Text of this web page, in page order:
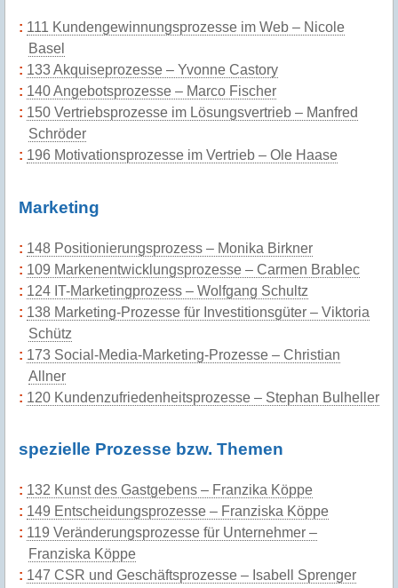
111 Kundengewinnungsprozesse im Web – Nicole
Basel
133 Akquiseprozesse – Yvonne Castory
140 Angebotsprozesse – Marco Fischer
150 Vertriebsprozesse im Lösungsvertrieb – Manfred
Schröder
196 Motivationsprozesse im Vertrieb – Ole Haase
Marketing
148 Positionierungsprozess – Monika Birkner
109 Markenentwicklungsprozesse – Carmen Brablec
124 IT-Marketingprozess – Wolfgang Schultz
138 Marketing-Prozesse für Investitionsgüter – Viktoria
Schütz
173 Social-Media-Marketing-Prozesse – Christian
Allner
120 Kundenzufriedenheitsprozesse – Stephan Bulheller
spezielle Prozesse bzw. Themen
132 Kunst des Gastgebens – Franzika Köppe
149 Entscheidungsprozesse – Franziska Köppe
119 Veränderungsprozesse für Unternehmer –
Franziska Köppe
147 CSR und Geschäftsprozesse – Isabell Sprenger